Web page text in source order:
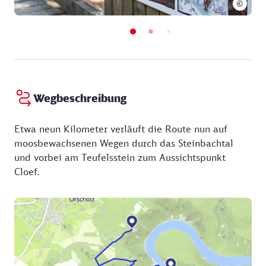
©
Wegbeschreibung
Etwa neun Kilometer verläuft die Route nun auf
moosbewachsenen Wegen durch das Steinbachtal
und vorbei am Teufelsstein zum Aussichtspunkt
Cloef.